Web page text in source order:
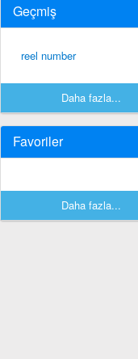
Geçmiş
reel number
Daha fazla...
Favoriler
Daha fazla...